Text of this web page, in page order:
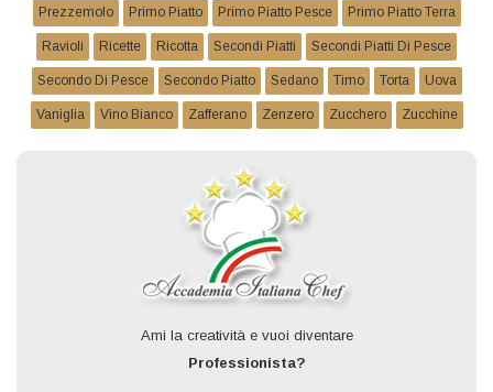
Prezzemolo Primo Piatto Primo Piatto Pesce Primo Piatto Terra
Ravioli Ricette Ricotta Secondi Piatti Secondi Piatti Di Pesce
Secondo Di Pesce Secondo Piatto Sedano Timo Torta Uova
Vaniglia Vino Bianco Zafferano Zenzero Zucchero Zucchine
Ami la creatività e vuoi diventare
Professionista?